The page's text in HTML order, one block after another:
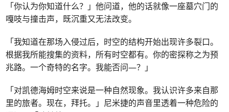
「你认为你知道什么？」他问道，他的话就像一座墓穴门的
嘎吱与撞击声，既沉重又无法改变。
「我知道在那场入侵过后，时空的结构开始出现许多裂口。
根据我所能搜集的资料，所有时空都有。你的密探称之为预
兆路。一个奇特的名字。我能否问—？」
「对凯德海姆时空来说是一种自然现象。我认识许多来自那
里的旅者。现在，拜托。」尼米捷的声音里透着一种危险的